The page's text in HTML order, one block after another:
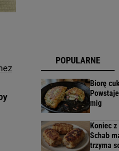
POPULARNE
Biorę
mig
Koniec
Schab
trzyma